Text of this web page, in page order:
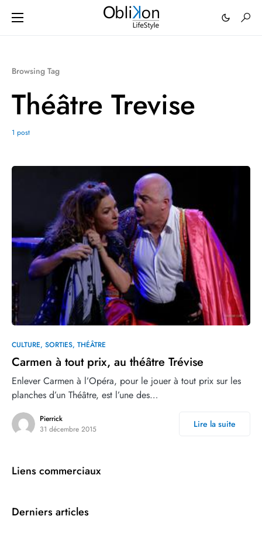
Browsing Tag
Théâtre Trevise
1 post
0
CULTURE SORTIES THÉÂTRE
Carmen à tout prix, au théâtre Trévise
Enlever Carmen à l’Opéra, pour le jouer à tout prix sur les
planches d’un Théâtre, est l’une des…
Pierrick
31 décembre 2015
Lire la suite
Liens commerciaux
Derniers articles